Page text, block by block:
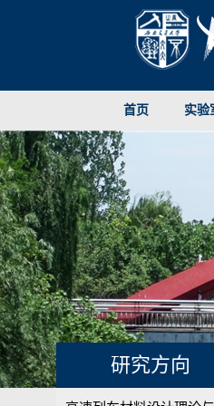
首页 实验
研究方向